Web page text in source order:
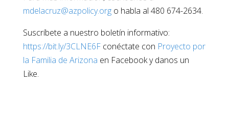
mdelacruz@azpolicy.orgo habla al 480 674-2634.
Suscríbete a nuestro boletín informativo:
https://bit.ly/3CLNE6Fconéctate con Proyecto por
la Familia de Arizona en Facebook y danos un
Like.